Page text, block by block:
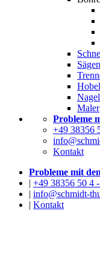
Sägen
Maler
Probleme
+49 38356
Kontakt
Probleme mit
| +49 38356 50 4
| info@schmidt-
| Kontakt